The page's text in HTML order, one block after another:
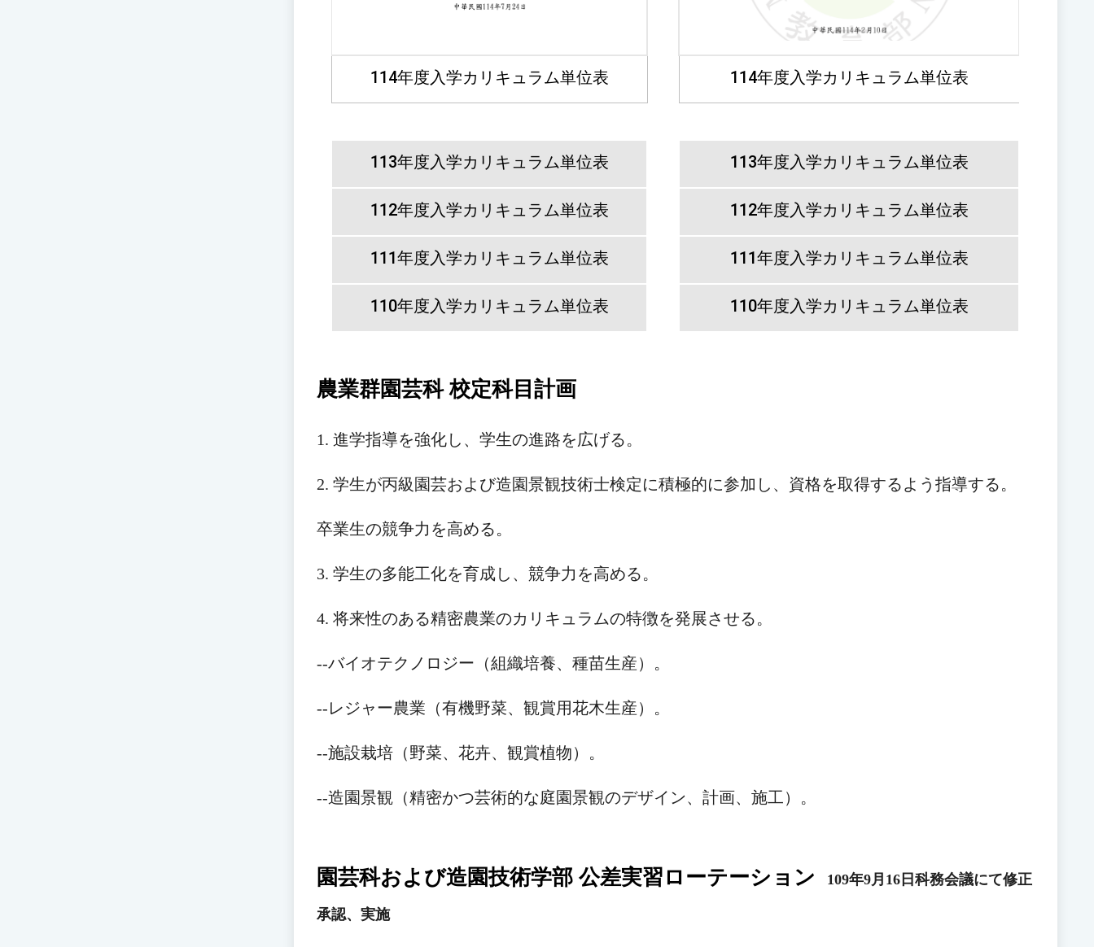
114年度入学カリキュラム単位表 114年度入学カリキュラム単位表
113年度入学カリキュラム単位表 113年度入学カリキュラム単位表
112年度入学カリキュラム単位表 112年度入学カリキュラム単位表
111年度入学カリキュラム単位表 111年度入学カリキュラム単位表
110年度入学カリキュラム単位表 110年度入学カリキュラム単位表
農業群園芸科 校定科目計画
1. 進学指導を強化し、学生の進路を広げる。
2. 学生が丙級園芸および造園景観技術士検定に積極的に参加し、資格を取得するよう指導する。
卒業生の競争力を高める。
3. 学生の多能工化を育成し、競争力を高める。
4. 将来性のある精密農業のカリキュラムの特徴を発展させる。
--バイオテクノロジー（組織培養、種苗生産）。
--レジャー農業（有機野菜、観賞用花木生産）。
--施設栽培（野菜、花卉、観賞植物）。
--造園景観（精密かつ芸術的な庭園景観のデザイン、計画、施工）。
園芸科および造園技術学部 公差実習ローテーション 109年9月16日科務会議にて修正
承認、実施